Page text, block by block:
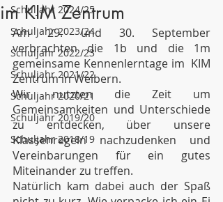
Schuljahr 2024/25
Schuljahr 2023/24
Schuljahr 2022/23
Schuljahr 2021/22
Schuljahr 2020/21
Schuljahr 2019/20
Schuljahr 2018/19
im KIM Zentrum
Am 29. und 30. September
verbrachten die 1b und die 1m
gemeinsame Kennenlerntage im  KIM
Zentrum in Weibern.
Wir nutzten die Zeit um
Gemeinsamkeiten und Unterschiede
zu entdecken, über unsere
Klassenregeln nachzudenken und
Vereinbarungen für ein gutes
Miteinander zu treffen.
Natürlich kam dabei auch der Spaß